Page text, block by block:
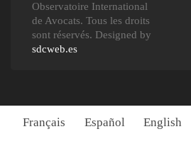
Observatoire International
de Avocats. Tous les droits
sont réservés. Designed by
sdcweb.es
Français Español English